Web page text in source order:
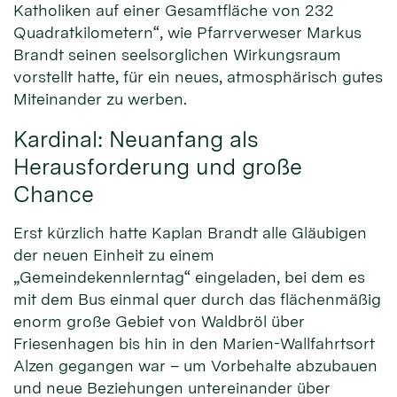
Katholiken auf einer Gesamtfläche von 232
Quadratkilometern“, wie Pfarrverweser Markus
Brandt seinen seelsorglichen Wirkungsraum
vorstellt hatte, für ein neues, atmosphärisch gutes
Miteinander zu werben.
Kardinal: Neuanfang als
Herausforderung und große
Chance
Erst kürzlich hatte Kaplan Brandt alle Gläubigen
der neuen Einheit zu einem
„Gemeindekennlerntag“ eingeladen, bei dem es
mit dem Bus einmal quer durch das flächenmäßig
enorm große Gebiet von Waldbröl über
Friesenhagen bis hin in den Marien-Wallfahrtsort
Alzen gegangen war – um Vorbehalte abzubauen
und neue Beziehungen untereinander über